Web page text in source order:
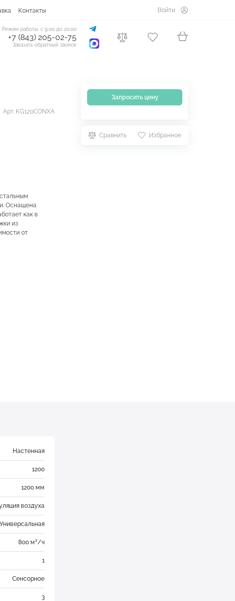
Контакты Войти
Режим работы: с 9:00 до 20:00
+7 (843) 205-02-75
Заказать обратный звонок
Арт. KG120CONXA
Запросить цену
Сравнить Избранное
Оснащена
как в
из
от
Настенная
1200
1200 мм
воздуха
Универсальная
800 м³/ч
1
Сенсорное
3